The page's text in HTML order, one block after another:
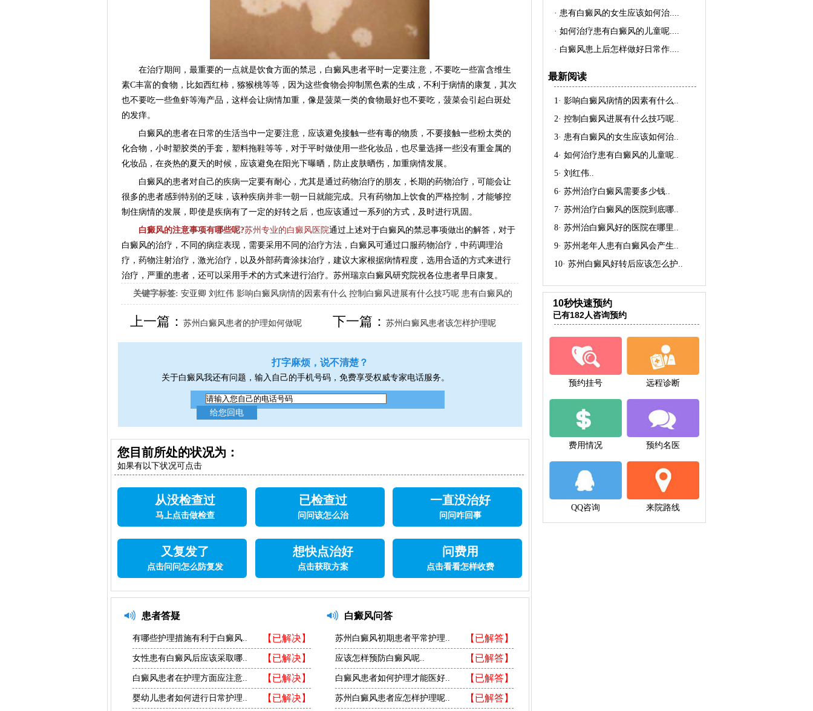
在治疗期间，最重要的一点就是饮食方面的禁忌，白癜风患者平时一定要注意，不要吃一些富含维生
素C丰富的食物，比如西红柿，猕猴桃等等，因为这些食物会抑制黑色素的生成，不利于病情的康复，其次
也不要吃一些鱼虾等海产品，这样会让病情加重，像是菠菜一类的食物最好也不要吃，菠菜会引起白斑处
的发痒。
白癜风的患者在日常的生活当中一定要注意，应该避免接触一些有毒的物质，不要接触一些粉太类的
化合物，小时塑胶类的手套，塑料拖鞋等等，对于平时做使用一些化妆品，也尽量选择一些没有重金属的
化妆品，在炎热的夏天的时候，应该避免在阳光下曝晒，防止皮肤晒伤，加重病情发展。
白癜风的患者对自己的疾病一定要有耐心，尤其是通过药物治疗的朋友，长期的药物治疗，可能会让
很多的患者感到特别的乏味，该种疾病并非一朝一日就能完成。只有药物加上饮食的严格控制，才能够控
制住病情的发展，即使是疾病有了一定的好转之后，也应该通过一系列的方式，及时进行巩固。
白癜风的注意事项有哪些呢?苏州专业的白癜风医院通过上述对于白癜风的禁忌事项做出的解答，对于
白癜风的治疗，不同的病症表现，需要采用不同的治疗方法，白癜风可通过口服药物治疗，中药调理治
疗，药物注射治疗，激光治疗，以及外部药膏涂抹治疗，建议大家根据病情程度，选用合适的方式来进行
治疗，严重的患者，还可以采用手术的方式来进行治疗。苏州瑞京白癜风研究院祝各位患者早日康复。
关键字标签: 安亚卿 刘红伟 影响白癜风病情的因素有什么 控制白癜风进展有什么技巧呢 患有白癜风的
女生应该如何治疗呢
上一篇：苏州白癜风患者的护理如何做呢 下一篇：苏州白癜风患者该怎样护理呢
打字麻烦，说不清楚？
关于白癜风我还有问题，输入自己的手机号码，免费享受权威专家电话服务。
您目前所处的状况为：
如果有以下状况可点击
从没检查过
马上点击做检查
已检查过
问问该怎么治
一直没治好
问问咋回事
又复发了
点击问问怎么防复发
想快点治好
点击获取方案
问费用
点击看看怎样收费
患者答疑
【已解决】
有哪些护理措施有利于白癜风..
【已解决】
女性患有白癜风后应该采取哪..
【已解决】
白癜风患者在护理方面应注意..
【已解决】
婴幼儿患者如何进行日常护理..
白癜风问答
【已解答】
苏州白癜风初期患者平常护理..
【已解答】
应该怎样预防白癜风呢..
【已解答】
白癜风患者如何护理才能医好..
【已解答】
苏州白癜风患者应怎样护理呢..
· 患有白癜风的女生应该如何治....
· 如何治疗患有白癜风的儿童呢....
· 白癜风患上后怎样做好日常作....
最新阅读
1· 影响白癜风病情的因素有什么..
2· 控制白癜风进展有什么技巧呢..
3· 患有白癜风的女生应该如何治..
4· 如何治疗患有白癜风的儿童呢..
5· 刘红伟..
6· 苏州治疗白癜风需要多少钱..
7· 苏州治疗白癜风的医院到底哪..
8· 苏州治白癜风好的医院在哪里 ..
9· 苏州老年人患有白癜风会产生..
10· 苏州白癜风好转后应该怎么护..
10秒快速预约
已有182人咨询预约
预约挂号 远程诊断
费用情况 预约名医
QQ咨询 来院路线